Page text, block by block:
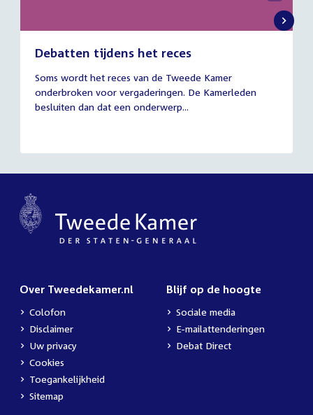
Debatten tijdens het reces
juli
2026
Soms wordt het reces van de Tweede Kamer
onderbroken voor vergaderingen. De Kamerleden
besluiten dan dat een onderwerp...
Over Tweedekamer.nl
Colofon
Disclaimer
Uw privacy
Cookies
Toegankelijkheid
Sitemap
Blijf op de hoogte
Sociale media
E-mailattenderingen
Debat Direct